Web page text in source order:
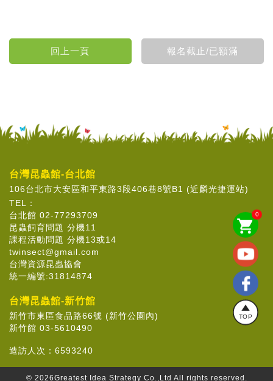
shopping_cart
0
TOP
台灣昆蟲館-台北館
106台北市大安區和平東路3段406巷8號B1 (近麟光捷運站)
TEL：
台北館 02-77293709
昆蟲飼育問題 分機11
課程活動問題 分機13或14
twinsect@gmail.com
台灣資源昆蟲協會
統一編號:31814874
台灣昆蟲館-新竹館
新竹市東區食品路66號 (新竹公園內)
新竹館 03-5610490
造訪人次： 6593240
© 2026Greatest Idea Strategy Co.,Ltd All rights reserved.